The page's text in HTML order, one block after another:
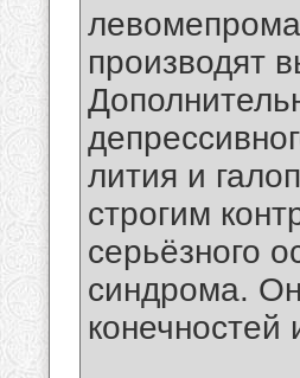
производят
лития и
строгим
серьёзного
синдрома.